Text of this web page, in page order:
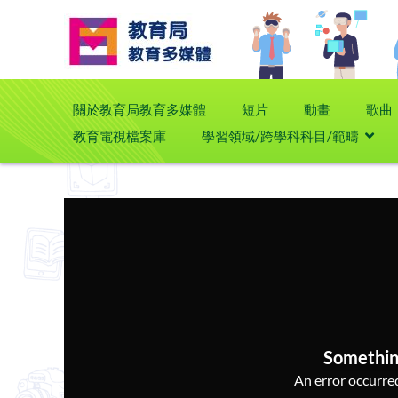
關於教育局教育多媒體 短片 動畫
歌曲
教育電視檔案庫
學習領域/跨學科科目/範疇
An error